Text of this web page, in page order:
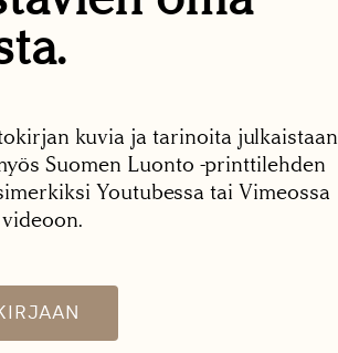
kuvia ja tarinoita julkaistaan
Suomen Luonto -printtilehden
Youtubessa tai Vimeossa